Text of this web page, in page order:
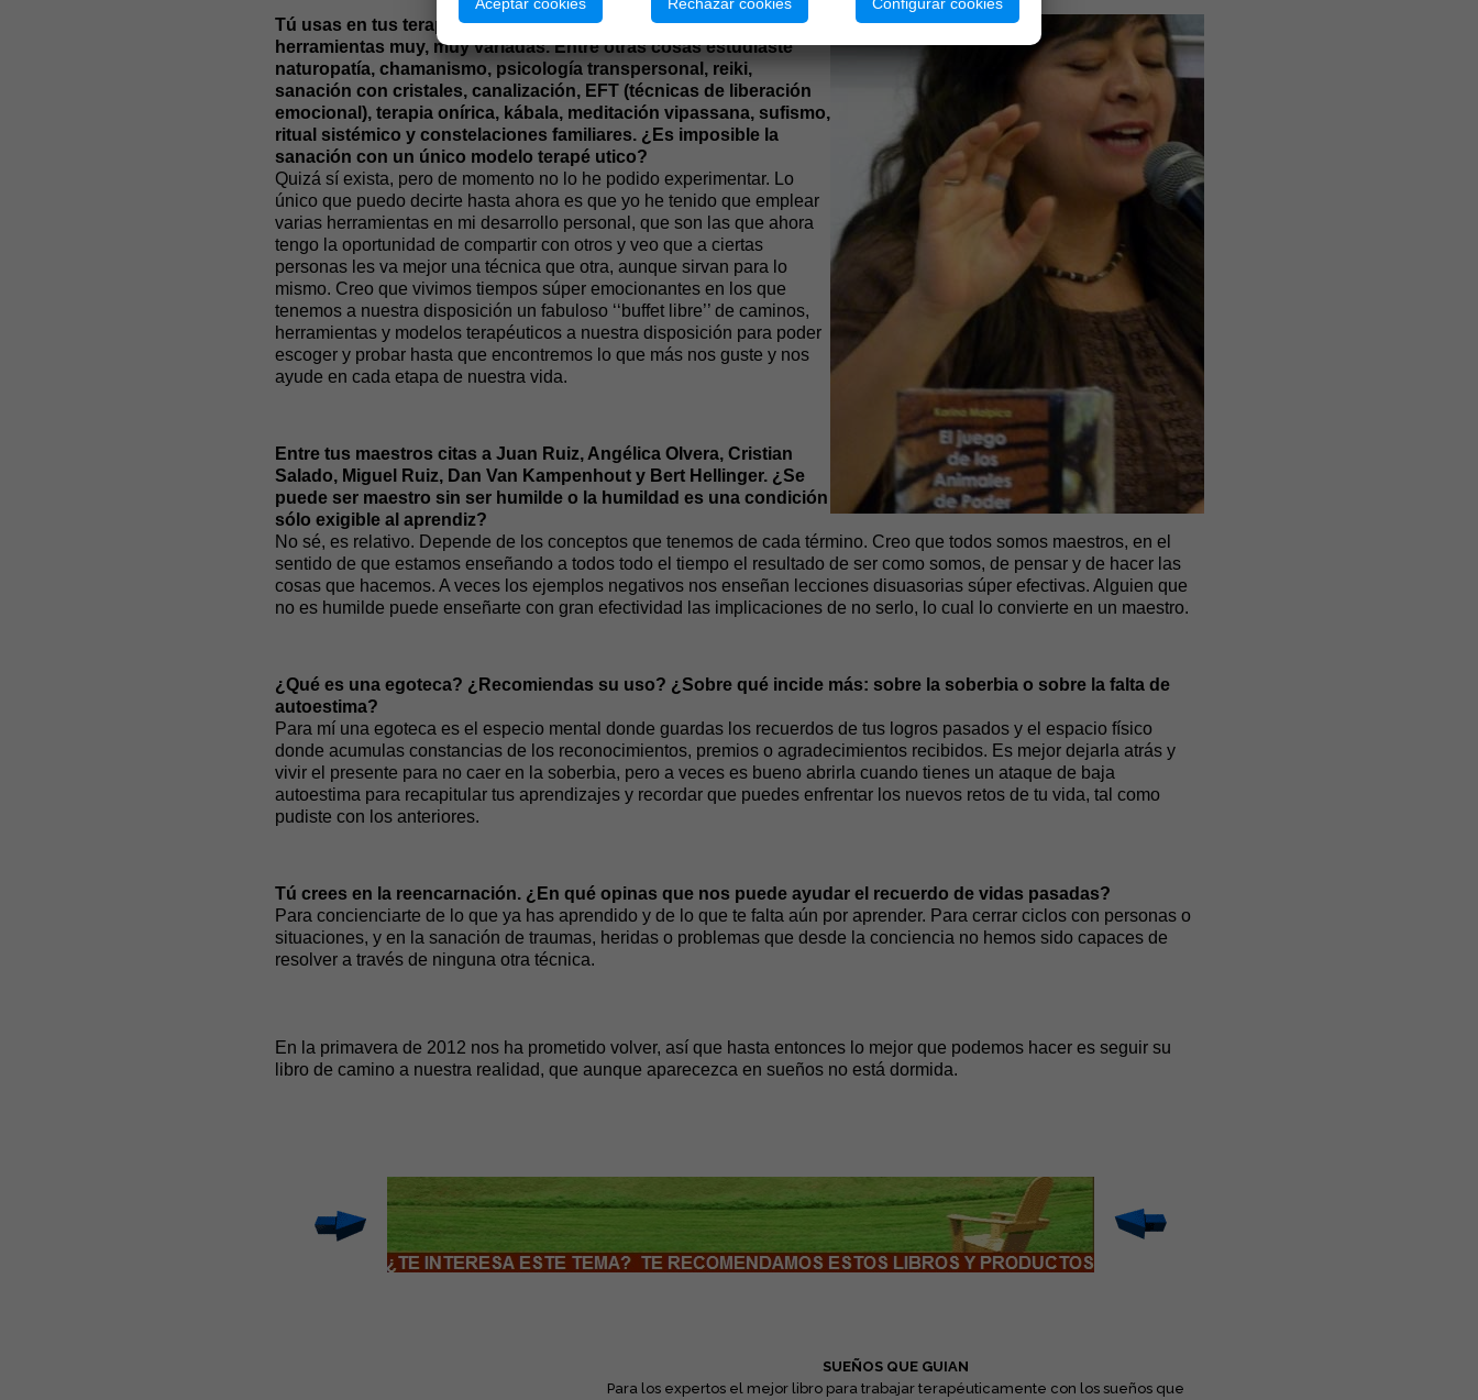
Tú usas en tus terapias individuales y tus talleres técnicas y
herramientas muy, muy variadas. Entre otras cosas estudiaste
naturopatía, chamanismo, psicología transpersonal, reiki,
sanación con cristales, canalización, EFT (técnicas de liberación
emocional), terapia onírica, kábala, meditación vipassana, sufismo,
ritual sistémico y constelaciones familiares. ¿Es imposible la
sanación con un único modelo terapé utico?
Quizá sí exista, pero de momento no lo he podido experimentar. Lo
único que puedo decirte hasta ahora es que yo he tenido que emplear
varias herramientas en mi desarrollo personal, que son las que ahora
tengo la oportunidad de compartir con otros y veo que a ciertas
personas les va mejor una técnica que otra, aunque sirvan para lo
mismo. Creo que vivimos tiempos súper emocionantes en los que
tenemos a nuestra disposición un fabuloso ‘‘buffet libre’’ de caminos,
herramientas y modelos terapéuticos a nuestra disposición para poder
escoger y probar hasta que encontremos lo que más nos guste y nos
ayude en cada etapa de nuestra vida.
Entre tus maestros citas a Juan Ruiz, Angélica Olvera, Cristian
Salado, Miguel Ruiz, Dan Van Kampenhout y Bert Hellinger. ¿Se
puede ser maestro sin ser humilde o la humildad es una condición
sólo exigible al aprendiz?
No sé, es relativo. Depende de los conceptos que tenemos de cada término. Creo que todos somos maestros, en el
sentido de que estamos enseñando a todos todo el tiempo el resultado de ser como somos, de pensar y de hacer las
cosas que hacemos. A veces los ejemplos negativos nos enseñan lecciones disuasorias súper efectivas. Alguien que
no es humilde puede enseñarte con gran efectividad las implicaciones de no serlo, lo cual lo convierte en un maestro.
¿Qué es una egoteca? ¿Recomiendas su uso? ¿Sobre qué incide más: sobre la soberbia o sobre la falta de
autoestima?
Para mí una egoteca es el especio mental donde guardas los recuerdos de tus logros pasados y el espacio físico
donde acumulas constancias de los reconocimientos, premios o agradecimientos recibidos. Es mejor dejarla atrás y
vivir el presente para no caer en la soberbia, pero a veces es bueno abrirla cuando tienes un ataque de baja
autoestima para recapitular tus aprendizajes y recordar que puedes enfrentar los nuevos retos de tu vida, tal como
pudiste con los anteriores.
Tú crees en la reencarnación. ¿En qué opinas que nos puede ayudar el recuerdo de vidas pasadas?
Para concienciarte de lo que ya has aprendido y de lo que te falta aún por aprender. Para cerrar ciclos con personas o
situaciones, y en la sanación de traumas, heridas o problemas que desde la conciencia no hemos sido capaces de
resolver a través de ninguna otra técnica.
En la primavera de 2012 nos ha prometido volver, así que hasta entonces lo mejor que podemos hacer es seguir su
libro de camino a nuestra realidad, que aunque aparecezca en sueños no está dormida.
SUEÑOS QUE GUIAN
Para los expertos el mejor libro para trabajar terapéuticamente con los sueños que